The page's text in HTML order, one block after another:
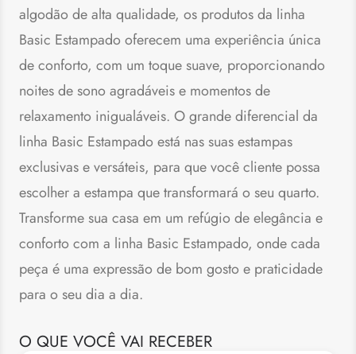
algodão de alta qualidade, os produtos da linha
Basic Estampado oferecem uma experiência única
de conforto, com um toque suave, proporcionando
noites de sono agradáveis e momentos de
relaxamento inigualáveis. O grande diferencial da
linha Basic Estampado está nas suas estampas
exclusivas e versáteis, para que você cliente possa
escolher a estampa que transformará o seu quarto.
Transforme sua casa em um refúgio de elegância e
conforto com a linha Basic Estampado, onde cada
peça é uma expressão de bom gosto e praticidade
para o seu dia a dia.
O QUE VOCÊ VAI RECEBER